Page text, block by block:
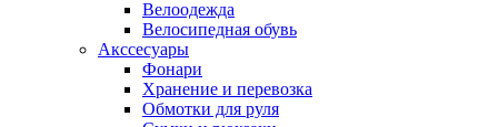
Велоодежда
Велосипедная обувь
Акссесуары
Фонари
Хранение и перевозка
Обмотки для руля